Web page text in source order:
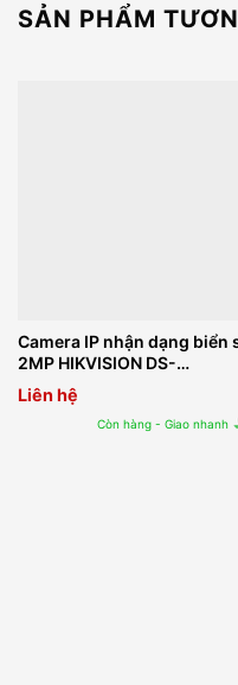
SẢN PHẨM
Camera IP nhận dạng biển
2MP HIKVISION DS-
2CD7A26G0/P-IZS (8-
Liên hệ
Còn hàng - Giao nhanh